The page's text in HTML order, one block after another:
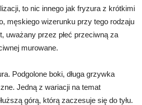
to nic innego jak fryzura z krótkimi
męskiego wizerunku przy tego rodzaju
uważany przez płeć przeciwną za
murowane.
Podgolone boki, długa grzywka
Jedną z wariacji na temat
górą, którą zaczesuje się do tyłu.